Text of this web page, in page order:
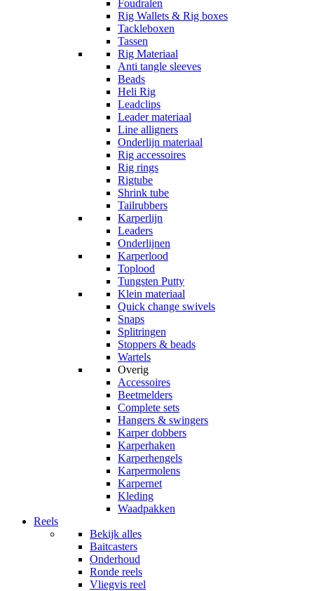
Foudralen
Rig Wallets & Rig boxes
Tackleboxen
Tassen
Rig Materiaal
Anti tangle sleeves
Beads
Heli Rig
Leadclips
Leader materiaal
Line alligners
Onderlijn materiaal
Rig accessoires
Rig rings
Rigtube
Shrink tube
Tailrubbers
Karperlijn
Leaders
Onderlijnen
Karperlood
Toplood
Tungsten Putty
Klein materiaal
Quick change swivels
Snaps
Splitringen
Stoppers & beads
Wartels
Overig
Accessoires
Beetmelders
Complete sets
Hangers & swingers
Karper dobbers
Karperhaken
Karperhengels
Karpermolens
Karpernet
Kleding
Waadpakken
Reels
Bekijk alles
Baitcasters
Onderhoud
Ronde reels
Vliegvis reel